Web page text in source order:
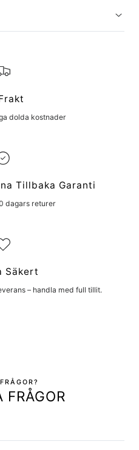
dolda kostnader
Tillbaka Garanti
dagars returer
Säkert
– handla med full tillit.
FRÅGOR